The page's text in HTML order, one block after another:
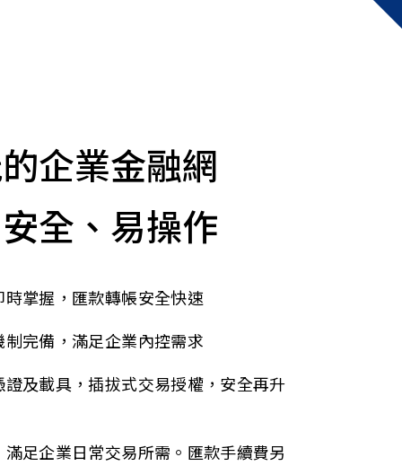
企業金融網
全、易操作
掌握，匯款轉帳安全快速
完備，滿足企業內控需求
證及載具，插拔式交易授權，安全再升
足企業日常交易所需。匯款手續費另